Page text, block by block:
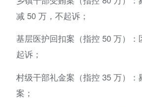
减 50 万，不起诉；
基层医护回扣案（指控 50 万）：
起诉；
村级干部礼金案（指控 35 万）
案；